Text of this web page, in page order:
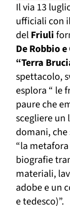
Il via 13
ufficiali con
delFriuli
De Robbio
“Terra
spettacolo,
esplora “ le
paure che
scegliere
domani,
“la
biografie
materiali,
adobe e un
e tedesco)”.